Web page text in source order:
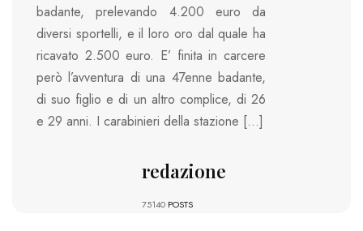
badante, prelevando 4.200 euro da
diversi sportelli, e il loro oro dal quale ha
ricavato 2.500 euro. E’ finita in carcere
però l’avventura di una 47enne badante,
di suo figlio e di un altro complice, di 26
e 29 anni. I carabinieri della stazione […]
redazione
75140 POSTS